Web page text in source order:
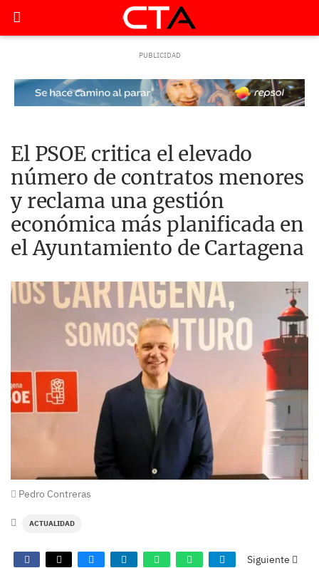
El PSOE critica el elevado
número de contratos menores
y reclama una gestión
económica más planificada en
el Ayuntamiento de Cartagena
Pedro Contreras
ACTUALIDAD
Siguiente